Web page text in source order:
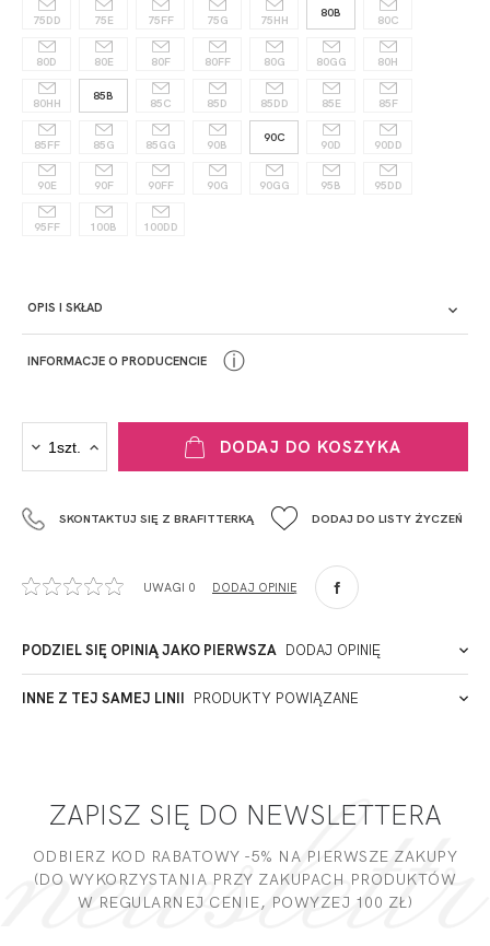
75DD 75E 75FF 75G 75HH
80B
80C
80D 80E 80F 80FF 80G 80GG 80H
80HH
85B
85C 85D 85DD 85E 85F
85FF 85G 85GG 90B
90C
90D 90DD
90E 90F 90FF 90G 90GG 95B 95DD
95FF 100B 100DD
OPIS I SKŁAD
INFORMACJE O PRODUCENCIE
Fashiontex Group Sp.z o.o. Spółka komandytowa
+48 42 719 43 15
90-057
Polska
ADRES PUNKTU KONTAKTOWEGO
ⓘ
DODAJ DO KOSZYKA
SKONTAKTUJ SIĘ Z BRAFITTERKĄ DODAJ DO LISTY ŻYCZEŃ
UWAGI 0 DODAJ OPINIĘ
PODZIEL SIĘ OPINIĄ JAKO PIERWSZA DODAJ OPINIĘ
Miałeś już kontakt z naszym produktem? Zostaw opinię
INNE Z TEJ SAMEJ LINII PRODUKTY POWIĄZANE
ZAPISZ SIĘ DO NEWSLETTERA
ODBIERZ KOD RABATOWY -5% NA PIERWSZE ZAKUPY
(DO WYKORZYSTANIA PRZY ZAKUPACH PRODUKTÓW
W REGULARNEJ CENIE, POWYZEJ 100 ZŁ)